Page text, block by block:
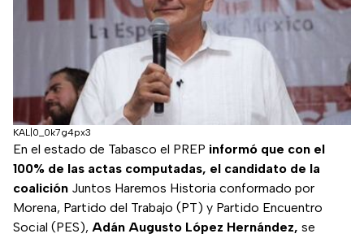
KAL|0_0k7g4px3
En el estado de Tabasco el PREP informó que con el
100% de las actas computadas, el candidato de la
coalición Juntos Haremos Historia conformado por
Morena, Partido del Trabajo (PT) y Partido Encuentro
Social (PES), Adán Augusto López Hernández, se